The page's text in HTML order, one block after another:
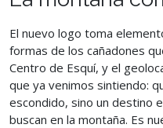
El nuevo logo toma
formas de los cañadones
Centro de Esquí, y el
que ya venimos sintiendo:
escondido, sino un destino
buscan en la montaña. Es